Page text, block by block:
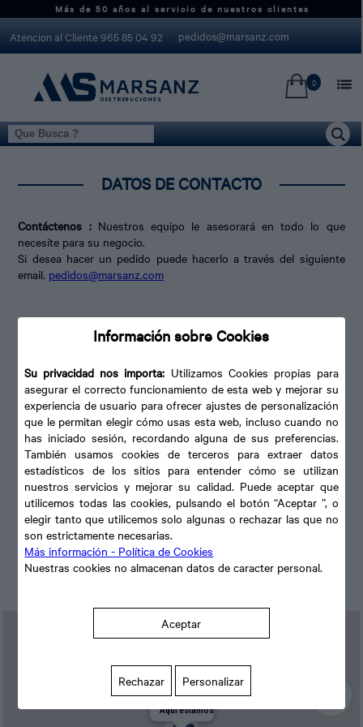
Información sobre Cookies
Su privacidad nos importa: Utilizamos Cookies propias para
asegurar el correcto funcionamiento de esta web y mejorar su
experiencia de usuario para ofrecer ajustes de personalización
que le permitan elegir cómo usas esta web, incluso cuando no
has iniciado sesión, recordando alguna de sus preferencias.
También usamos cookies de terceros para extraer datos
estadísticos de los sitios para entender cómo se utilizan
nuestros servicios y mejorar su calidad. Puede aceptar que
utilicemos todas las cookies, pulsando el botón “Aceptar ”, o
elegir tanto que utilicemos solo algunas o rechazar las que no
son estrictamente necesarias.
Más información - Política de Cookies
Nuestras cookies no almacenan datos de caracter personal.
Aceptar
Rechazar Personalizar
Más de 50 años al servicio de nuestros clientes
Atencion al Cliente 965 85 04 92 pedidos@marsanz.com
0
Marsanzdistribuciones.com > Contacto
DATOS DE CONTACTO
Contáctenos : Nuestros equipo le asesorará en todo lo que
necesite para su negocio.
Si desea hacer un pedido puede hacerlo a través del siguiente
email. pedidos@marsanz.com
MARTINEZ Y SANZ, S.L.U
Dirección: Av. de Finestrat, 9, 03509 Finestrat, Alicante
Horario de atención: De 8:00 a 19:00 h.
Llámenos
965 85 04 92
¿ Tiene algún Importe Pendiente ?
Pago Facil
Presupuestos Online sin compromiso
Aquí estamos